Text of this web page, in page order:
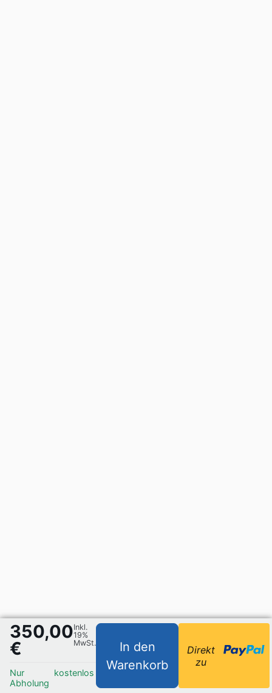
350,00
€
Inkl.
19%
MwSt.
Nur
Abholung
kostenlos
In den
Warenkorb
Direkt
zu